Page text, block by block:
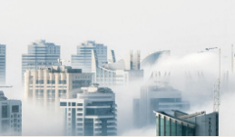
사례분석/최신동향
법률정보
법률지식인
고객후기